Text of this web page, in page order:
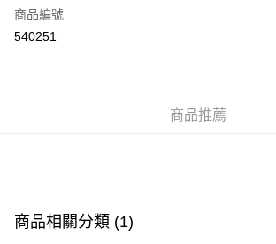
Apple Pay
付款後門市自取，訂單確認後2-4個工作天到店
商品編號
540251
商品推薦
商品相關分類 (1)